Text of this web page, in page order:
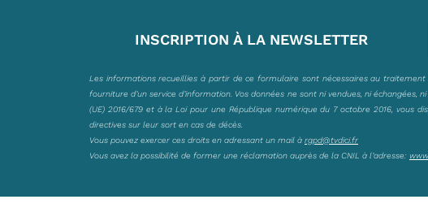
INSCRIPTION À LA NEWSLETTER
Les informations recueillies à partir de ce formulaire sont nécessaires au
fourniture d’un service d’information. Vos données ne sont ni vendues, ni
(UE) 2016/679 et à la Loi pour une République numérique du 7 octobre 2016, vous
directives sur leur sort en cas de décès.
Vous pouvez exercer ces droits en adressant un mail à rgpd@tvdici.fr
Vous avez la possibilité de former une réclamation auprès de la CNIL à l’adresse: